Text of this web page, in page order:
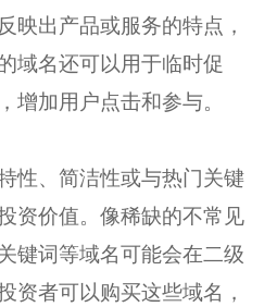
映出产品或服务的特点，
域名还可以用于临时促
增加用户点击和参与。
性、简洁性或与热门关键
资价值。像稀缺的不常见
键词等域名可能会在二级
资者可以购买这些域名，